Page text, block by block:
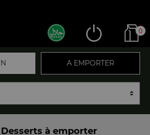
0
A EMPORTER
à emporter